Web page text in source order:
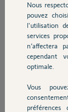
Chauffage
Autres
Devis avec
Sinon je me
Je vous remercie.
Cordialement.
Merci,
Nous
pouvez
l'utilisation
services
n’affectera
cependant
optimale.
Vous
préférences